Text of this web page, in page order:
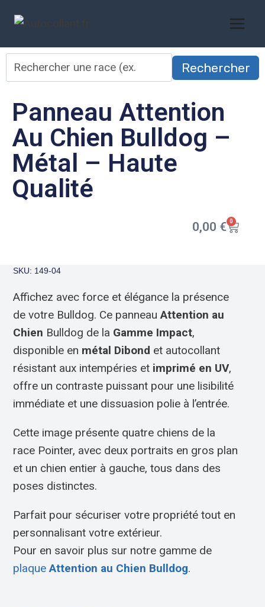
Rechercher
Panneau Attention
Au Chien Bulldog –
Métal – Haute
Qualité
0,00 € 0
SKU: 149-04
Affichez avec force et élégance la présence
de votre Bulldog. Ce panneauAttention au
Chien Bulldog de la Gamme Impact,
disponible en métal Dibond et autocollant
résistant aux intempéries et imprimé en UV,
offre un contraste puissant pour une lisibilité
immédiate et une dissuasion polie à l’entrée.
Cette image présente quatre chiens de la
race Pointer, avec deux portraits en gros plan
et un chien entier à gauche, tous dans des
poses distinctes.
Parfait pour sécuriser votre propriété tout en
personnalisant votre extérieur.
Pour en savoir plus sur notre gamme de
plaqueAttention au Chien Bulldog.